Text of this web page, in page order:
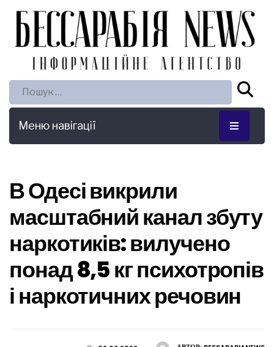
Пошук:
Меню навігації
В Одесі викрили
масштабний канал збуту
наркотиків: вилучено
понад 8,5 кг психотропів
і наркотичних речовин